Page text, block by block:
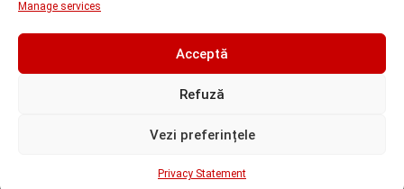
Manage services
Acceptă
Refuză
Vezi preferințele
Privacy Statement
represiune nedreapta si cercetare abuziva”, anunta avocatul
Florin Kovacs
Copyright @Impact Press - Toate drepturile rezervate |
Dezvoltare web:
Sapphire România